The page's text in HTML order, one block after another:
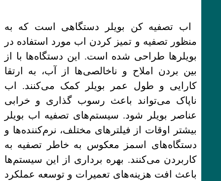
اب تصفیه کن بویلر دستگاهی است که به
منظور تصفیه و تمیز کردن اب مورد استفاده در
بویلرها طراحی شده است. این دستگاه‌ها با از
بین بردن املاح و ناخالصی‌ها از آب، به ارتقا
کارایی و طول عمر بویلر کمک می‌کنند. اب
ناپاک می‌تواند باعث رسوب گذاری و خرابی
عناصر بویلر شود. سیستم‌های تصفیه اب بویلر
بیشتر اوقات از فیلترهای مختلف، نرم‌کننده‌ها و
دستگاه‌های اسمز معکوس به خاطر تصفیه به
کاربردن می‌کنند. بهره برداری از این سیستم‌ها
باعث افت هزینه‌های تعمیرات و توسعه عملکرد